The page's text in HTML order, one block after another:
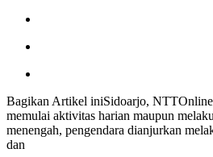
Bagikan Artikel iniSidoarjo,
memulai aktivitas harian maupun
menengah, pengendara dianjurkan
dan